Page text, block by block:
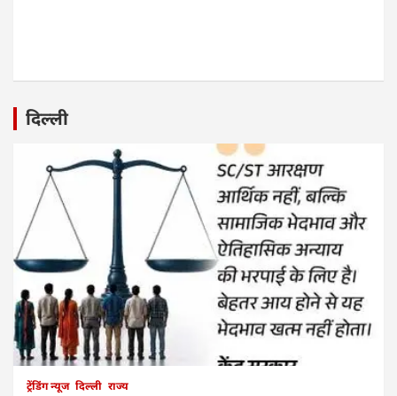
दिल्ली
ट्रेंडिंग न्यूज दिल्ली राज्य